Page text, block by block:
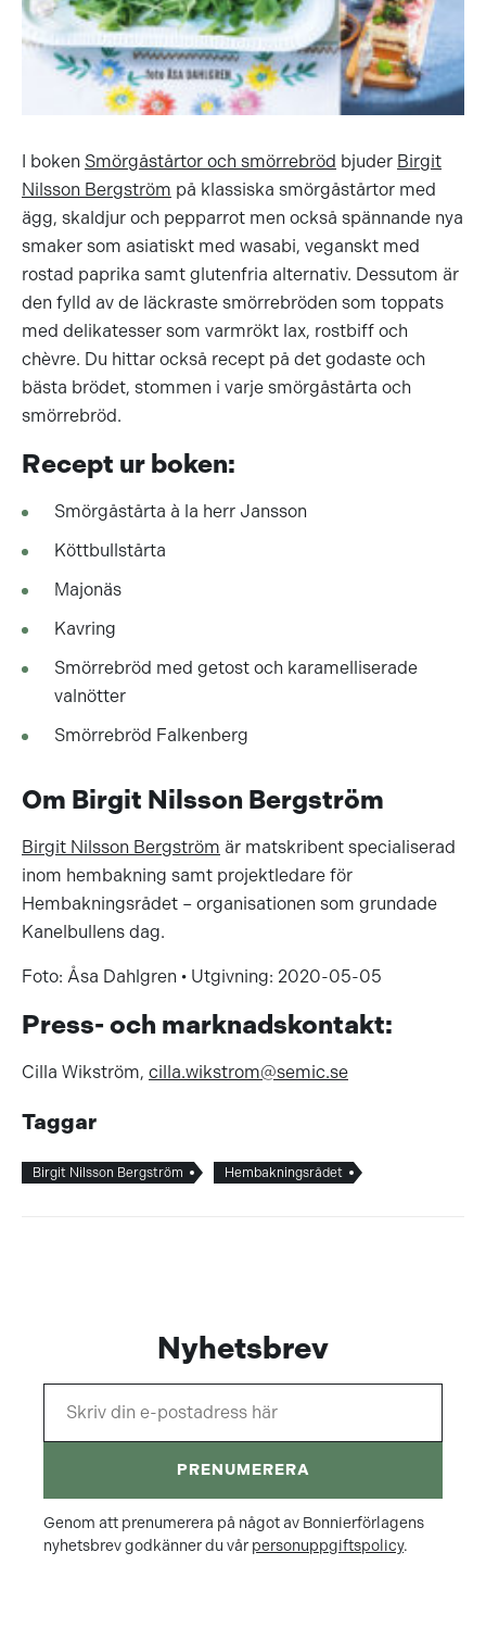
I boken Smörgåstårtor och smörrebröd bjuder Birgit
Nilsson Bergström på klassiska smörgåstårtor med
ägg, skaldjur och pepparrot men också spännande nya
smaker som asiatiskt med wasabi, veganskt med
rostad paprika samt glutenfria alternativ. Dessutom är
den fylld av de läckraste smörrebröden som toppats
med delikatesser som varmrökt lax, rostbiff och
chèvre. Du hittar också recept på det godaste och
bästa brödet, stommen i varje smörgåstårta och
smörrebröd.
Recept ur boken:
Smörgåstårta à la herr Jansson
Köttbullstårta
Majonäs
Kavring
Smörrebröd med getost och karamelliserade
valnötter
Smörrebröd Falkenberg
Om Birgit Nilsson Bergström
Birgit Nilsson Bergström är matskribent specialiserad
inom hembakning samt projektledare för
Hembakningsrådet – organisationen som grundade
Kanelbullens dag.
Foto: Åsa Dahlgren • Utgivning: 2020-05-05
Press- och marknadskontakt:
Cilla Wikström, cilla.wikstrom@semic.se
Taggar
Birgit Nilsson Bergström Hembakningsrådet
Nyhetsbrev
PRENUMERERA
Genom att prenumerera på något av Bonnierförlagens
nyhetsbrev godkänner du vår personuppgiftspolicy.